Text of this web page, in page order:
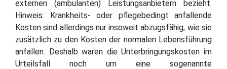
externen (ambulanten) Leistungsanbietern bezieht.
Hinweis: Krankheits- oder pflegebedingt anfallende
Kosten sind allerdings nur insoweit abzugsfähig, wie sie
zusätzlich zu den Kosten der normalen Lebensführung
anfallen. Deshalb waren die Unterbringungskosten im
Urteilsfall noch um eine sogenannte